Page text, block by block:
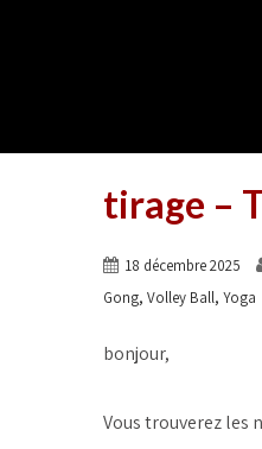
tirage –
18 décembre 2025
Gong, Volley Ball, Yoga
bonjour,
Vous trouverez les